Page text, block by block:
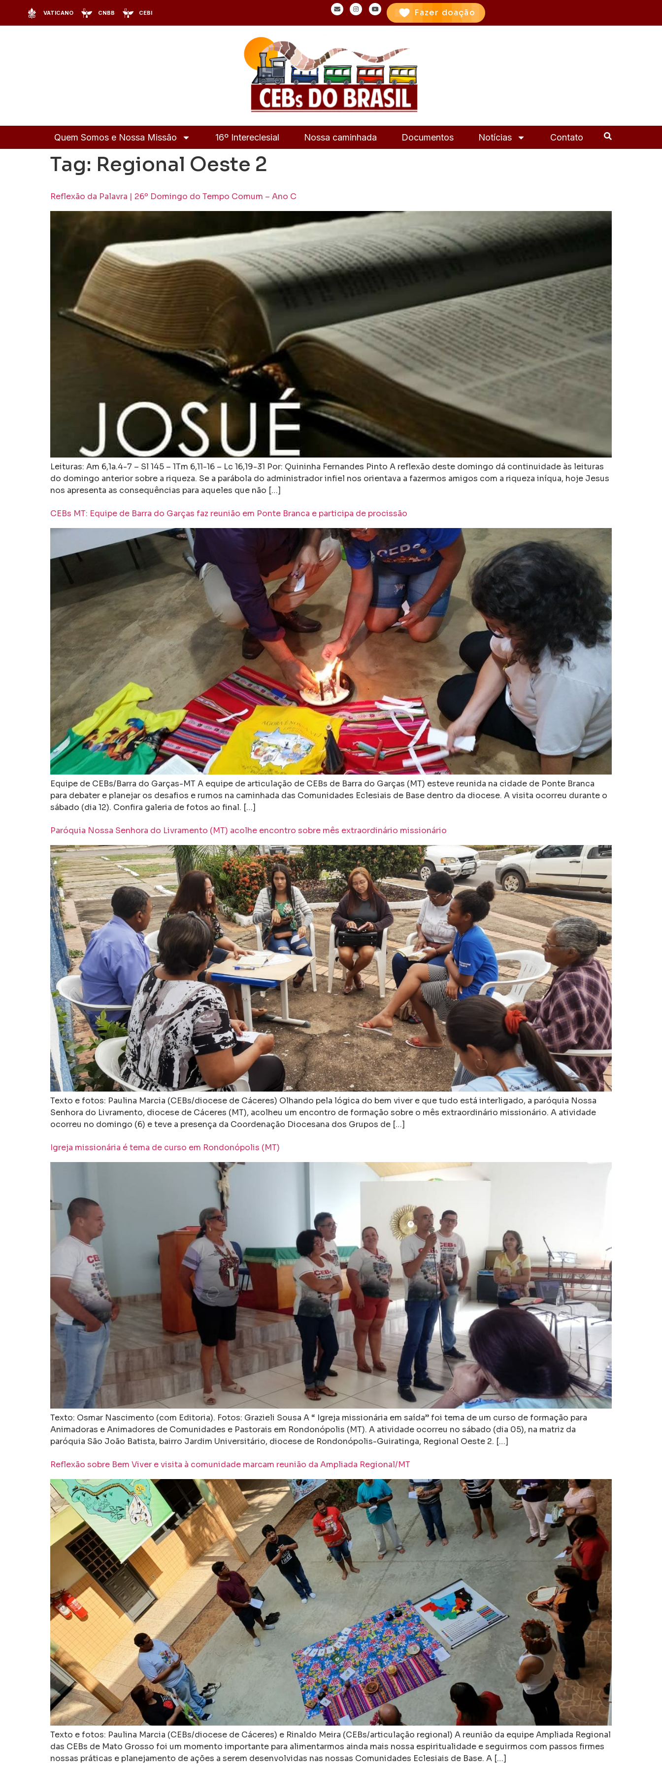
VATICANO CNBB CEBI Fazer doação
Quem Somos e Nossa Missão 16º Intereclesial Nossa caminhada Documentos Notícias Contato
Tag: Regional Oeste 2
Reflexão da Palavra | 26º Domingo do Tempo Comum – Ano C
Leituras: Am 6,1a.4-7 – Sl 145 – 1Tm 6,11-16 – Lc 16,19-31 Por: Quininha Fernandes Pinto A reflexão deste domingo dá continuidade às leituras
do domingo anterior sobre a riqueza. Se a parábola do administrador infiel nos orientava a fazermos amigos com a riqueza iníqua, hoje Jesus
nos apresenta as consequências para aqueles que não […]
CEBs MT: Equipe de Barra do Garças faz reunião em Ponte Branca e participa de procissão
Equipe de CEBs/Barra do Garças-MT A equipe de articulação de CEBs de Barra do Garças (MT) esteve reunida na cidade de Ponte Branca
para debater e planejar os desafios e rumos na caminhada das Comunidades Eclesiais de Base dentro da diocese. A visita ocorreu durante o
sábado (dia 12). Confira galeria de fotos ao final. […]
Paróquia Nossa Senhora do Livramento (MT) acolhe encontro sobre mês extraordinário missionário
Texto e fotos: Paulina Marcia (CEBs/diocese de Cáceres) Olhando pela lógica do bem viver e que tudo está interligado, a paróquia Nossa
Senhora do Livramento, diocese de Cáceres (MT), acolheu um encontro de formação sobre o mês extraordinário missionário. A atividade
ocorreu no domingo (6) e teve a presença da Coordenação Diocesana dos Grupos de […]
Igreja missionária é tema de curso em Rondonópolis (MT)
Texto: Osmar Nascimento (com Editoria). Fotos: Grazieli Sousa A “ Igreja missionária em saída” foi tema de um curso de formação para
Animadoras e Animadores de Comunidades e Pastorais em Rondonópolis (MT). A atividade ocorreu no sábado (dia 05), na matriz da
paróquia São João Batista, bairro Jardim Universitário, diocese de Rondonópolis-Guiratinga, Regional Oeste 2. […]
Reflexão sobre Bem Viver e visita à comunidade marcam reunião da Ampliada Regional/MT
Texto e fotos: Paulina Marcia (CEBs/diocese de Cáceres) e Rinaldo Meira (CEBs/articulação regional) A reunião da equipe Ampliada Regional
das CEBs de Mato Grosso foi um momento importante para alimentarmos ainda mais nossa espiritualidade e seguirmos com passos firmes
nossas práticas e planejamento de ações a serem desenvolvidas nas nossas Comunidades Eclesiais de Base. A […]